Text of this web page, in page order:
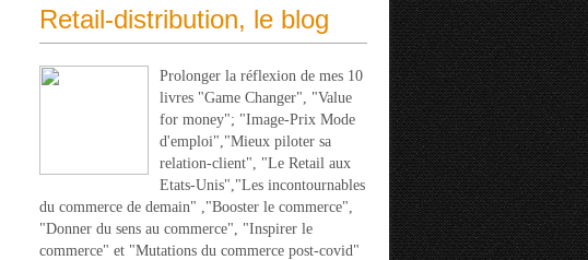
Retail-distribution, le blog
Prolonger la réflexion de mes 10
livres "Game Changer", "Value
for money"; "Image-Prix Mode
d'emploi","Mieux piloter sa
relation-client", "Le Retail aux
Etats-Unis","Les incontournables
du commerce de demain" ,"Booster le commerce",
"Donner du sens au commerce", "Inspirer le
commerce" et "Mutations du commerce post-covid"